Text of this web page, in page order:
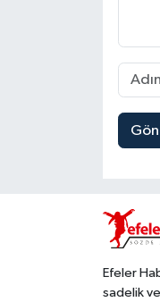
Efeler
sadelik